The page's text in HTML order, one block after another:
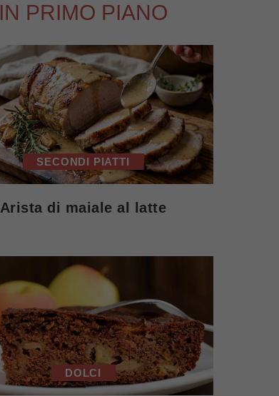
IN PRIMO PIANO
SECONDI PIATTI
Arista di maiale al latte
DOLCI